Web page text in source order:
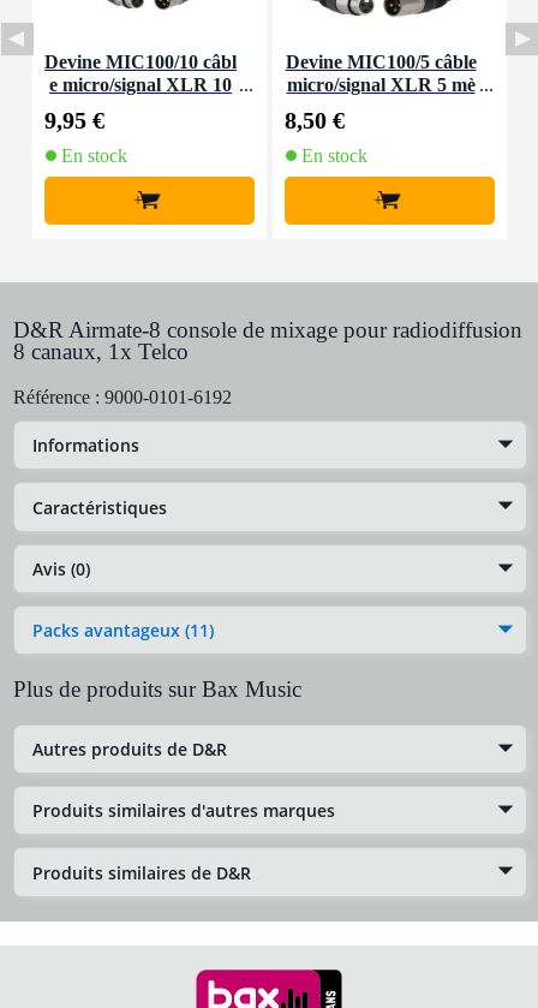
Devine MIC100/10 câbl
e micro/signal XLR 10
9,95 €
En stock
+
Devine MIC100/5 câble
micro/signal XLR 5 mè
8,50 €
En stock
+
D&R Airmate-8 console de mixage pour radiodiffusion
8 canaux, 1x Telco
Référence : 9000-0101-6192
Informations
Caractéristiques
Avis (0)
Packs avantageux (11)
Plus de produits sur Bax Music
Autres produits de D&R
Produits similaires d'autres marques
Produits similaires de D&R